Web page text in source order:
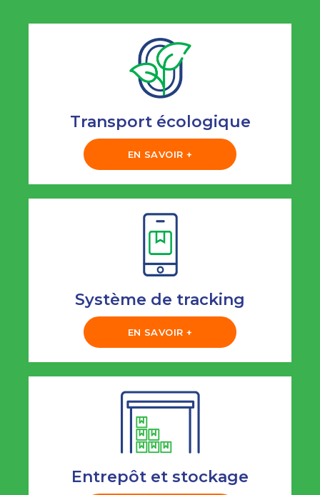
Transport écologique
EN SAVOIR +
Système de tracking
EN SAVOIR +
Entrepôt et stockage